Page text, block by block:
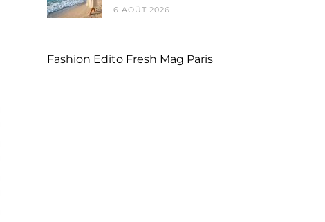
6 AOÛT 2026
Fashion Edito Fresh Mag Paris